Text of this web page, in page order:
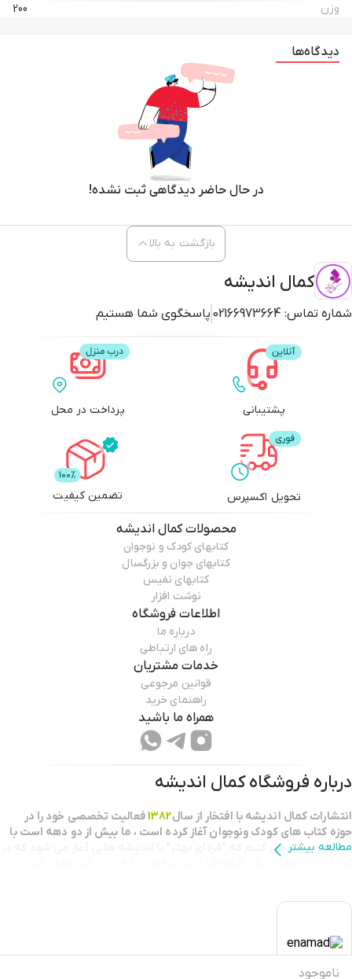
ناموجود
وزن
200
دیدگاه‌ها
در حال حاضر دیدگاهی ثبت نشده!
کمال اندیشه
شماره تماس: 02166973664 پاسخگوی شما هستیم
بازگشت به بالا
پشتیبانی پرداخت در محل
تحویل اکسپرس تضمین کیفیت
محصولاتکمال اندیشه
کتابهای کودک و نوجوان
کتابهای جوان و بزرگسال
کتابهای نفیس
نوشت افزار
اطلاعات فروشگاه
درباره ما
راه های ارتباطی
خدمات مشتریان
قوانین مرجوعی
راهنمای خرید
همراه ما باشید
درباره فروشگاهکمال اندیشه
انتشارات كمال انديشه با افتخار از سال1382فعاليت تخصصي خود را در
حوزه كتاب هاي كودك ونوجوان آغاز كرده است ، ما بيش از دو دهه است با
اين باور حركت مي كنيم كه "فرداي بهتر" با انديشه هايي آغاز مي شود كه در
بعنوان يك نقطه عطف در طرح تابستانه خانه کتاب
هستيم.این افتخار، گواهی بر کیفیت خدمات، تعهد به جامعه فرهنگی و
اهمیت ما به ترویج فرهنگ کتابخوانی است.
مطالعه بیشتر